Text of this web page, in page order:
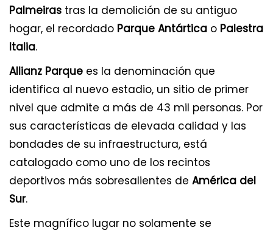
Palmeiras tras la demolición de su antiguo
hogar, el recordado Parque Antártica o Palestra
Italia.
Allianz Parque es la denominación que
identifica al nuevo estadio, un sitio de primer
nivel que admite a más de 43 mil personas. Por
sus características de elevada calidad y las
bondades de su infraestructura, está
catalogado como uno de los recintos
deportivos más sobresalientes de América del
Sur.
Este magnífico lugar no solamente se